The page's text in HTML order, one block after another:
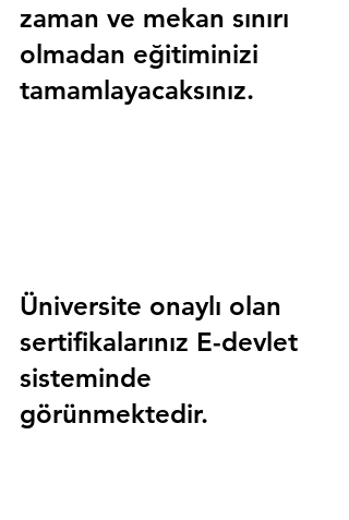
zaman ve mekan sınırı
olmadan eğitiminizi
tamamlayacaksınız.
Üniversite onaylı olan
sertifikalarınız E-devlet
sisteminde
görünmektedir.